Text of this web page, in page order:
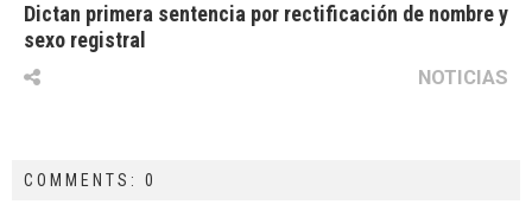
Dictan primera sentencia por rectificación de nombre y
sexo registral
NOTICIAS
COMMENTS: 0